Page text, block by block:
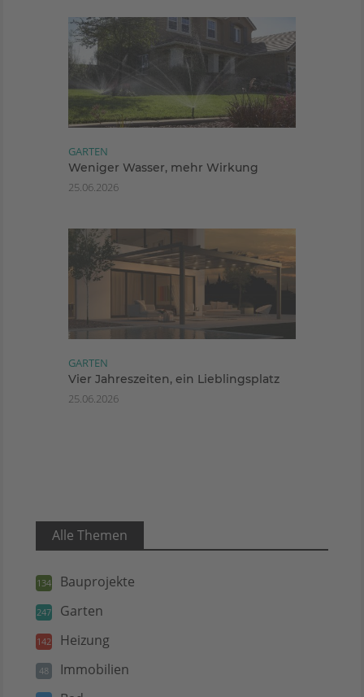
GARTEN
Weniger Wasser, mehr Wirkung
25.06.2026
GARTEN
Vier Jahreszeiten, ein Lieblingsplatz
25.06.2026
Alle Themen
134 Bauprojekte
247 Garten
142 Heizung
48 Immobilien